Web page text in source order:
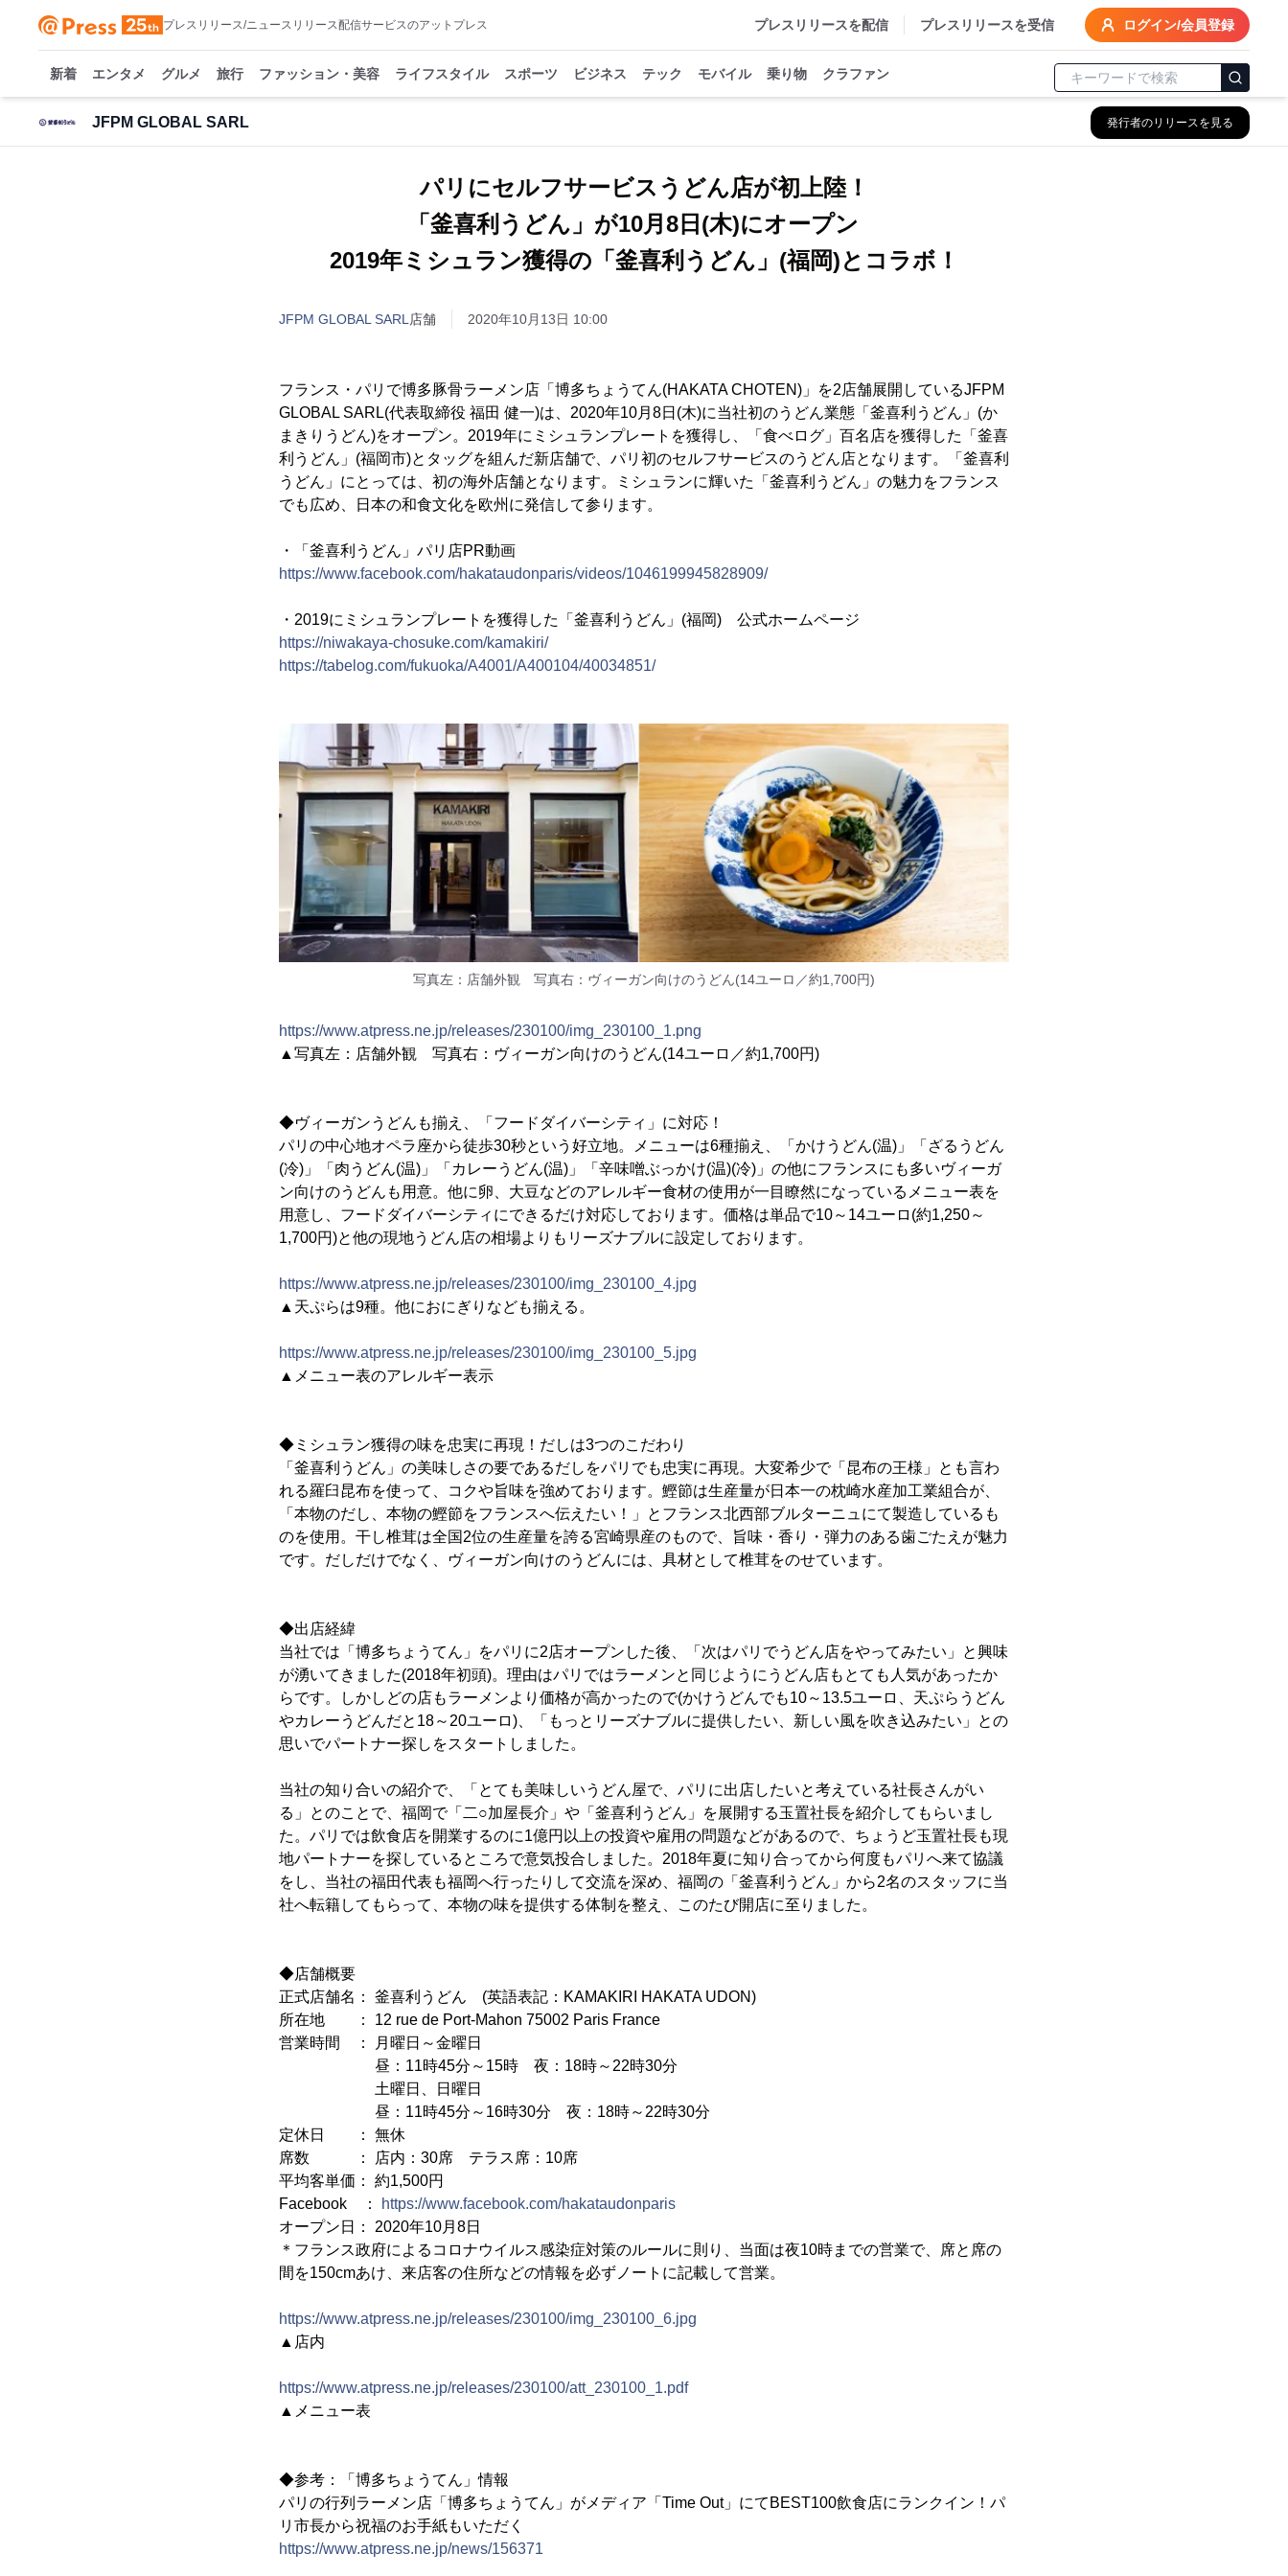
プレスリリース/ニュースリリース配信サービスのアットプレス プレスリリースを配信 プレスリリースを受信 ログイン/会員登録
新着 エンタメ グルメ 旅行 ファッション・美容 ライフスタイル スポーツ ビジネス テック モバイル 乗り物 クラファン
JFPM GLOBAL SARL 発行者のリリースを見る
パリにセルフサービスうどん店が初上陸！
「釜喜利うどん」が10月8日(木)にオープン
2019年ミシュラン獲得の「釜喜利うどん」(福岡)とコラボ！
JFPM GLOBAL SARL 店舗 2020年10月13日 10:00
フランス・パリで博多豚骨ラーメン店「博多ちょうてん(HAKATA CHOTEN)」を2店舗展開しているJFPM
GLOBAL SARL(代表取締役 福田 健一)は、2020年10月8日(木)に当社初のうどん業態「釜喜利うどん」(か
まきりうどん)をオープン。2019年にミシュランプレートを獲得し、「食べログ」百名店を獲得した「釜喜
利うどん」(福岡市)とタッグを組んだ新店舗で、パリ初のセルフサービスのうどん店となります。「釜喜利
うどん」にとっては、初の海外店舗となります。ミシュランに輝いた「釜喜利うどん」の魅力をフランス
でも広め、日本の和食文化を欧州に発信して参ります。
・「釜喜利うどん」パリ店PR動画
https://www.facebook.com/hakataudonparis/videos/1046199945828909/
・2019にミシュランプレートを獲得した「釜喜利うどん」(福岡) 公式ホームページ
https://niwakaya-chosuke.com/kamakiri/
https://tabelog.com/fukuoka/A4001/A400104/40034851/
写真左：店舗外観 写真右：ヴィーガン向けのうどん(14ユーロ／約1,700円)
https://www.atpress.ne.jp/releases/230100/img_230100_1.png
▲写真左：店舗外観 写真右：ヴィーガン向けのうどん(14ユーロ／約1,700円)
◆ヴィーガンうどんも揃え、「フードダイバーシティ」に対応！
パリの中心地オペラ座から徒歩30秒という好立地。メニューは6種揃え、「かけうどん(温)」「ざるうどん
(冷)」「肉うどん(温)」「カレーうどん(温)」「辛味噌ぶっかけ(温)(冷)」の他にフランスにも多いヴィーガ
ン向けのうどんも用意。他に卵、大豆などのアレルギー食材の使用が一目瞭然になっているメニュー表を
用意し、フードダイバーシティにできるだけ対応しております。価格は単品で10～14ユーロ(約1,250～
1,700円)と他の現地うどん店の相場よりもリーズナブルに設定しております。
https://www.atpress.ne.jp/releases/230100/img_230100_4.jpg
▲天ぷらは9種。他におにぎりなども揃える。
https://www.atpress.ne.jp/releases/230100/img_230100_5.jpg
▲メニュー表のアレルギー表示
◆ミシュラン獲得の味を忠実に再現！だしは3つのこだわり
「釜喜利うどん」の美味しさの要であるだしをパリでも忠実に再現。大変希少で「昆布の王様」とも言わ
れる羅臼昆布を使って、コクや旨味を強めております。鰹節は生産量が日本一の枕崎水産加工業組合が、
「本物のだし、本物の鰹節をフランスへ伝えたい！」とフランス北西部ブルターニュにて製造しているも
のを使用。干し椎茸は全国2位の生産量を誇る宮崎県産のもので、旨味・香り・弾力のある歯ごたえが魅力
です。だしだけでなく、ヴィーガン向けのうどんには、具材として椎茸をのせています。
◆出店経緯
当社では「博多ちょうてん」をパリに2店オープンした後、「次はパリでうどん店をやってみたい」と興味
が湧いてきました(2018年初頭)。理由はパリではラーメンと同じようにうどん店もとても人気があったか
らです。しかしどの店もラーメンより価格が高かったので(かけうどんでも10～13.5ユーロ、天ぷらうどん
やカレーうどんだと18～20ユーロ)、「もっとリーズナブルに提供したい、新しい風を吹き込みたい」との
思いでパートナー探しをスタートしました。
当社の知り合いの紹介で、「とても美味しいうどん屋で、パリに出店したいと考えている社長さんがい
る」とのことで、福岡で「二○加屋長介」や「釜喜利うどん」を展開する玉置社長を紹介してもらいまし
た。パリでは飲食店を開業するのに1億円以上の投資や雇用の問題などがあるので、ちょうど玉置社長も現
地パートナーを探しているところで意気投合しました。2018年夏に知り合ってから何度もパリへ来て協議
をし、当社の福田代表も福岡へ行ったりして交流を深め、福岡の「釜喜利うどん」から2名のスタッフに当
社へ転籍してもらって、本物の味を提供する体制を整え、このたび開店に至りました。
◆店舗概要
正式店舗名： 釜喜利うどん (英語表記：KAMAKIRI HAKATA UDON)
所在地 ： 12 rue de Port-Mahon 75002 Paris France
営業時間 ： 月曜日～金曜日
昼：11時45分～15時 夜：18時～22時30分
土曜日、日曜日
昼：11時45分～16時30分 夜：18時～22時30分
定休日 ： 無休
席数 ： 店内：30席 テラス席：10席
平均客単価： 約1,500円
Facebook ：
https://www.facebook.com/hakataudonparis
オープン日： 2020年10月8日
＊フランス政府によるコロナウイルス感染症対策のルールに則り、当面は夜10時までの営業で、席と席の
間を150cmあけ、来店客の住所などの情報を必ずノートに記載して営業。
https://www.atpress.ne.jp/releases/230100/img_230100_6.jpg
▲店内
https://www.atpress.ne.jp/releases/230100/att_230100_1.pdf
▲メニュー表
◆参考：「博多ちょうてん」情報
パリの行列ラーメン店「博多ちょうてん」がメディア「Time Out」にてBEST100飲食店にランクイン！パ
リ市長から祝福のお手紙もいただく
https://www.atpress.ne.jp/news/156371